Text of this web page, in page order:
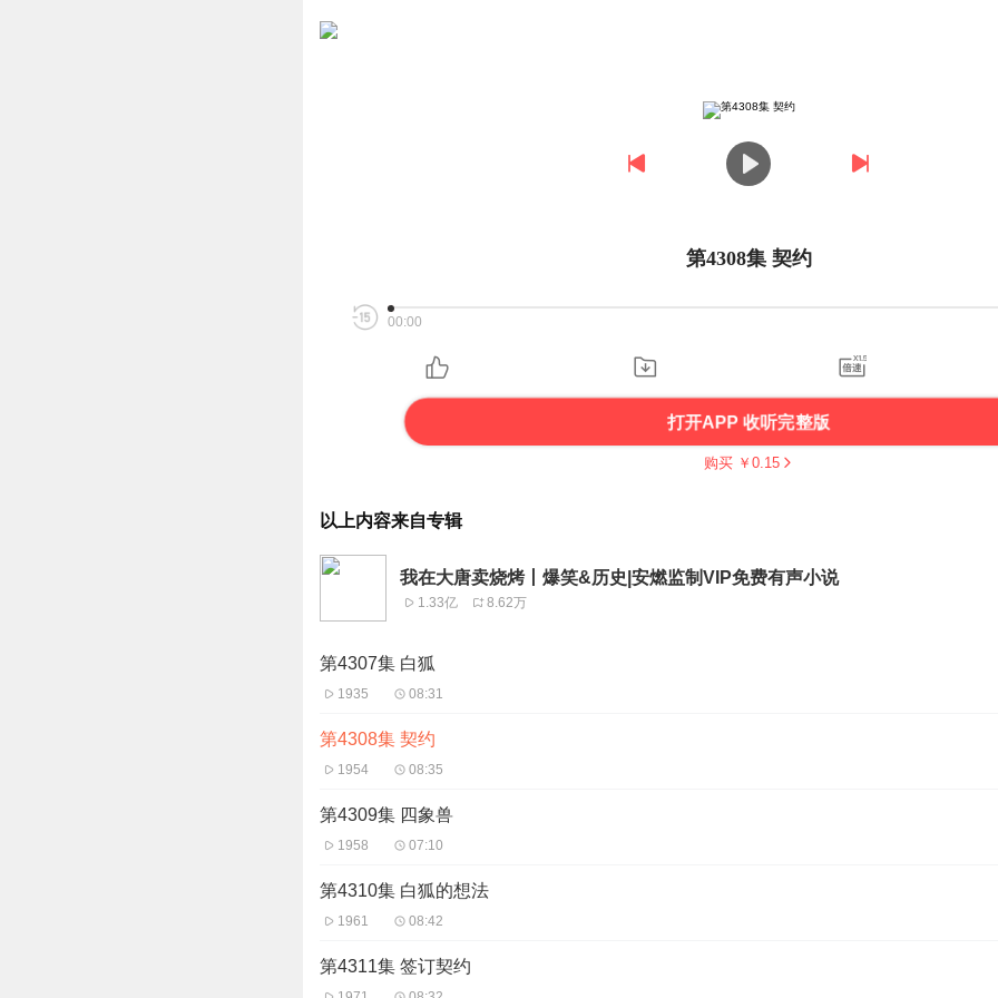
第4308集 契约
00:00
打开APP 收听完整版
购买 ￥ 0.15
以上内容来自专辑
我在大唐卖烧烤丨爆笑&历史|安燃监制VIP免费有声小说
1.33亿 8.62万
第4307集 白狐
1935 08:31
第4308集 契约
1954 08:35
第4309集 四象兽
1958 07:10
第4310集 白狐的想法
1961 08:42
第4311集 签订契约